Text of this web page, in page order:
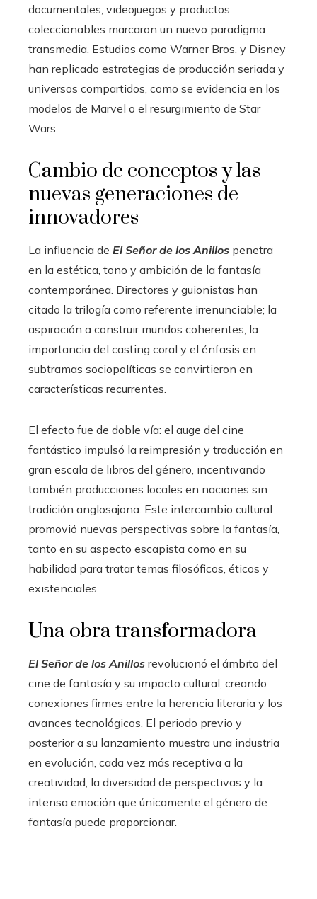
documentales, videojuegos y productos
coleccionables marcaron un nuevo paradigma
transmedia. Estudios como Warner Bros. y Disney
han replicado estrategias de producción seriada y
universos compartidos, como se evidencia en los
modelos de Marvel o el resurgimiento de Star
Wars.
Cambio de conceptos y las
nuevas generaciones de
innovadores
La influencia de El Señor de los Anillos penetra
en la estética, tono y ambición de la fantasía
contemporánea. Directores y guionistas han
citado la trilogía como referente irrenunciable; la
aspiración a construir mundos coherentes, la
importancia del casting coral y el énfasis en
subtramas sociopolíticas se convirtieron en
características recurrentes.
El efecto fue de doble vía: el auge del cine
fantástico impulsó la reimpresión y traducción en
gran escala de libros del género, incentivando
también producciones locales en naciones sin
tradición anglosajona. Este intercambio cultural
promovió nuevas perspectivas sobre la fantasía,
tanto en su aspecto escapista como en su
habilidad para tratar temas filosóficos, éticos y
existenciales.
Una obra transformadora
El Señor de los Anillos revolucionó el ámbito del
cine de fantasía y su impacto cultural, creando
conexiones firmes entre la herencia literaria y los
avances tecnológicos. El periodo previo y
posterior a su lanzamiento muestra una industria
en evolución, cada vez más receptiva a la
creatividad, la diversidad de perspectivas y la
intensa emoción que únicamente el género de
fantasía puede proporcionar.